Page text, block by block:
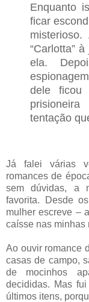
Enquanto
ficar
“Carlotta”
ela.
dele ficou
tentação
Já falei várias
romances de
sem dúvidas, a
favorita. Desde
mulher escreve –
caísse nas minhas
Ao ouvir romance
casas de campo,
de mocinhos
decididas. Mas
últimos itens,